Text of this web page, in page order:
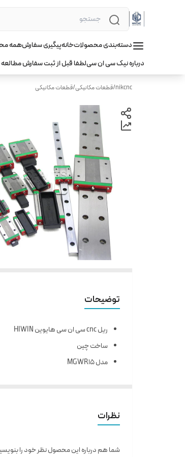
دسته‌بندی محصولاتخانهپیگیری سفارشهمه
درباره نیک سی ان سیلطفا قبل از ثبت سفارش مطالعه
nikcnc
/قطعات مکانیکی/قطعات مکانیکی
توضیحات
ریل cnc سی ان سی هایوین HIWIN
ساخت چین
مدل MGWR15
نظرات
شما هم درباره این محصول نظر خود را